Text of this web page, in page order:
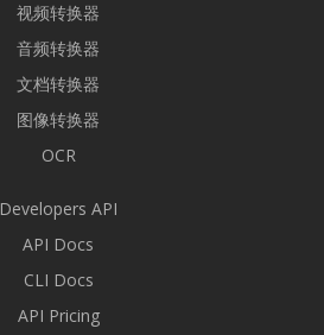
视频转换器
音频转换器
文档转换器
图像转换器
OCR
Developers API
API Docs
CLI Docs
API Pricing